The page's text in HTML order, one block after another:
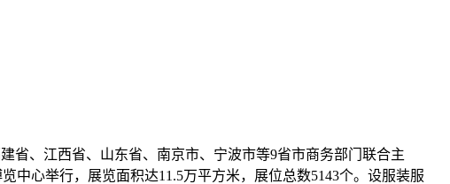
省、江西省、山东省、南京市、宁波市等9省市商务部门联合主
中心举行，展览面积达11.5万平方米，展位总数5143个。设服装服